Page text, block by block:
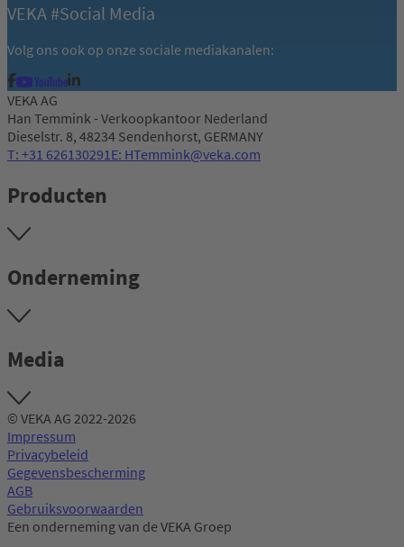
VEKA #Social Media
Volg ons ook op onze sociale mediakanalen:
VEKA AG
Han Temmink - Verkoopkantoor Nederland
Dieselstr. 8, 48234 Sendenhorst, GERMANY
T: +31 626130291E: HTemmink@veka.com
Producten
Onderneming
Media
© VEKA AG 2022-2026
Impressum
Privacybeleid
Gegevensbescherming
AGB
Gebruiksvoorwaarden
Een onderneming van de VEKA Groep